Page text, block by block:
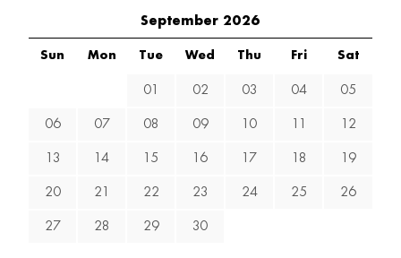
September 2026
Sun Mon Tue Wed Thu Fri Sat
01 02 03 04 05
06 07 08 09 10 12
13 14 15 16 17 18 19
20 21 22 23 24 25 26
27 28 29 30